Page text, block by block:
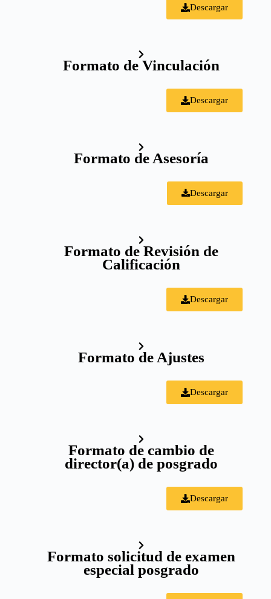
Descargar
Formato de Vinculación
Descargar
Formato de Asesoría
Descargar
Formato de Revisión de
Calificación
Descargar
Formato de Ajustes
Descargar
Formato de cambio de
director(a) de posgrado
Descargar
Formato solicitud de examen
especial posgrado